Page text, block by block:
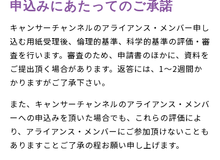
申込みにあたってのご承諾
キャンサーチャンネルのアライアンス・メンバー申し
込む用紙受理後、倫理的基準、科学的基準の評価・審
査を行います。審査のため、申請書のほかに、資料を
ご提出頂く場合があります。返答には、1〜2週間か
かりますがご了承下さい。
また、キャンサーチャンネルのアライアンス・メンバ
ーへの申込みを頂いた場合でも、これらの評価によ
り、アライアンス・メンバーにご参加頂けないことも
ありますことご了承の程お願い申し上げます。